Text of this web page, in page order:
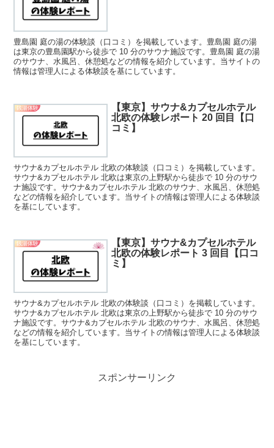
豊島園 庭の湯の体験談（口コミ）を掲載しています。豊島園 庭の湯
は東京の豊島園駅から徒歩で 10 分のサウナ施設です。豊島園 庭の湯
のサウナ、水風呂、休憩処などの情報を紹介しています。当サイトの
情報は管理人による体験談を基にしています。
銭湯体験
【東京】サウナ&カプセルホテル
北欧の体験レポート 20 回目【口
コミ】
サウナ&カプセルホテル 北欧の体験談（口コミ）を掲載しています。
サウナ&カプセルホテル 北欧は東京の上野駅から徒歩で 10 分のサウ
ナ施設です。サウナ&カプセルホテル 北欧のサウナ、水風呂、休憩処
などの情報を紹介しています。当サイトの情報は管理人による体験談
を基にしています。
銭湯体験
【東京】サウナ&カプセルホテル
北欧の体験レポート 3 回目【口コ
ミ】
サウナ&カプセルホテル 北欧の体験談（口コミ）を掲載しています。
サウナ&カプセルホテル 北欧は東京の上野駅から徒歩で 10 分のサウ
ナ施設です。サウナ&カプセルホテル 北欧のサウナ、水風呂、休憩処
などの情報を紹介しています。当サイトの情報は管理人による体験談
を基にしています。
スポンサーリンク